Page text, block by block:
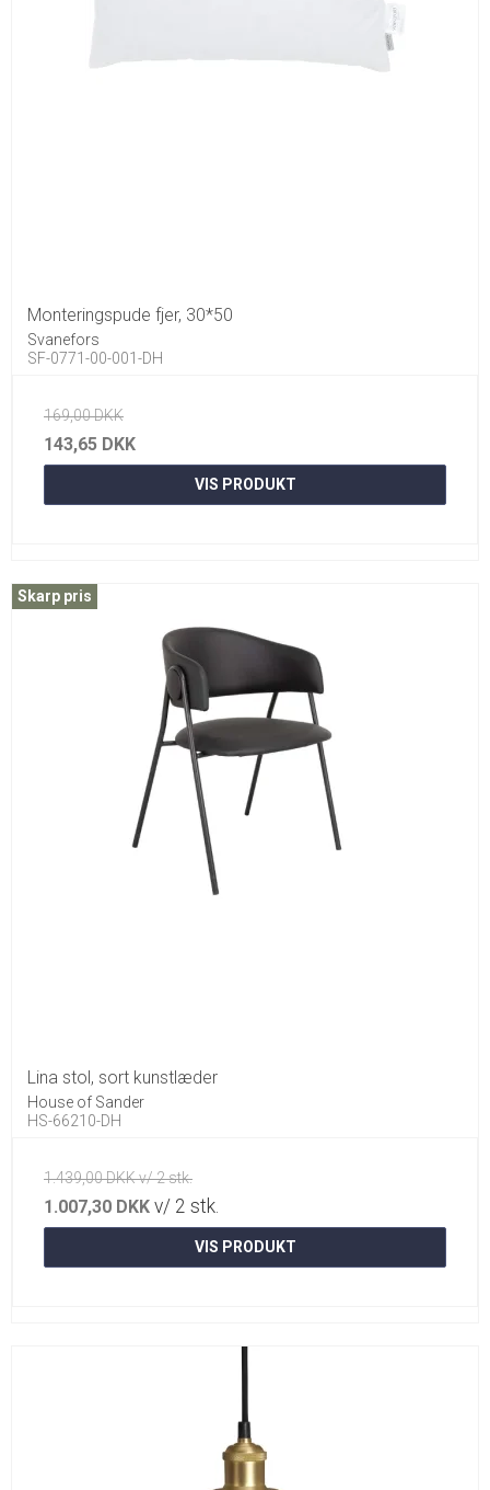
Monteringspude fjer, 30*50
Svanefors
SF-0771-00-001-DH
169,00 DKK
143,65 DKK
VIS PRODUKT
Skarp pris
Lina stol, sort kunstlæder
House of Sander
HS-66210-DH
1.439,00 DKK v/ 2 stk.
1.007,30 DKK v/ 2 stk.
VIS PRODUKT